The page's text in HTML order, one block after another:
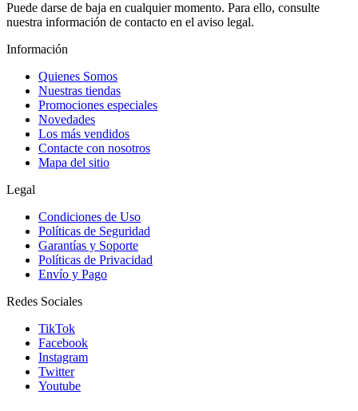
Puede darse de baja en cualquier momento. Para ello, consulte
nuestra información de contacto en el aviso legal.
Información
Quienes Somos
Nuestras tiendas
Promociones especiales
Novedades
Los más vendidos
Contacte con nosotros
Mapa del sitio
Legal
Condiciones de Uso
Políticas de Seguridad
Garantías y Soporte
Políticas de Privacidad
Envío y Pago
Redes Sociales
TikTok
Facebook
Instagram
Twitter
Youtube